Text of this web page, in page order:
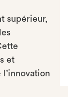
supérieur,
et